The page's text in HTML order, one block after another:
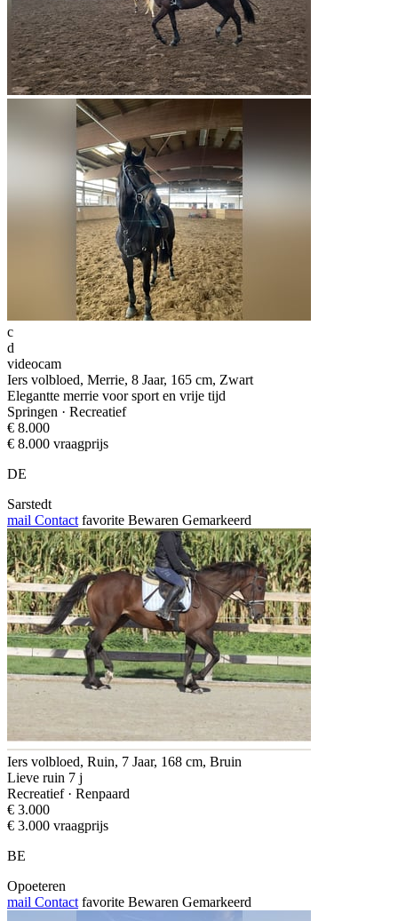
c
d
videocam
Iers volbloed, Merrie, 8 Jaar, 165 cm, Zwart
Elegantte merrie voor sport en vrije tijd
Springen · Recreatief
€ 8.000
€ 8.000 vraagprijs
DE
Sarstedt
mail Contact favorite Bewaren Gemarkeerd
Iers volbloed, Ruin, 7 Jaar, 168 cm, Bruin
Lieve ruin 7 j
Recreatief · Renpaard
€ 3.000
€ 3.000 vraagprijs
BE
Opoeteren
mail Contact favorite Bewaren Gemarkeerd